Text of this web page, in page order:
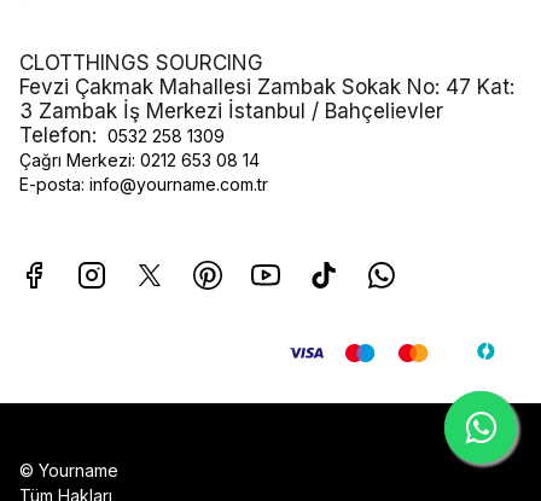
CLOTTHINGS SOURCING
Fevzi Çakmak Mahallesi Zambak Sokak No: 47 Kat:
3 Zambak İş Merkezi İstanbul / Bahçelievler
Telefon: 0532 258 1309
Çağrı Merkezi: 0212 653 08 14
E-posta: info@yourname.com.tr
© Yourname
Tüm Hakları